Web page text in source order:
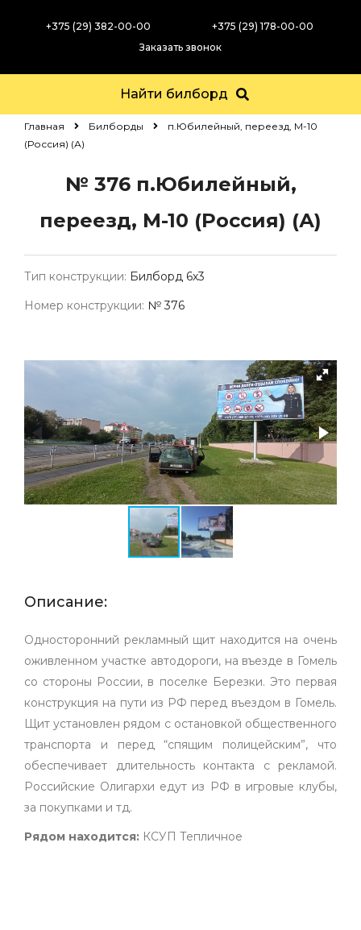
+375 (29) 382-00-00
+375 (29) 178-00-00
Заказать звонок
Найти билборд
Главная Билборды
п.Юбилейный, переезд, М-10
(Россия) (А)
№ 376п.Юбилейный,
переезд, М-10 (Россия) (А)
Тип конструкции: Билборд 6х3
Номер конструкции: № 376
Описание:
Односторонний рекламный щит находится на очень
оживленном участке автодороги, на въезде в Гомель
со стороны России, в поселке Березки. Это первая
конструкция на пути из РФ перед въездом в Гомель.
Щит установлен рядом с остановкой общественного
транспорта и перед “спящим полицейским”, что
обеспечивает длительность контакта с рекламой.
Российские Олигархи едут из РФ в игровые клубы,
за покупками и тд.
Рядом находится: КСУП Тепличное